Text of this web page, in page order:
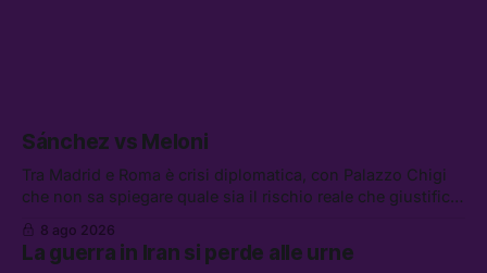
Sánchez vs Meloni
Tra Madrid e Roma è crisi diplomatica, con Palazzo Chigi
che non sa spiegare quale sia il rischio reale che giustifica
di difesa tra Arabia Saudita, Pakistan e Turchia, la crisi del
carburante irregolare, e un altro caso di IA ribelle
8 ago 2026
La guerra in Iran si perde alle urne